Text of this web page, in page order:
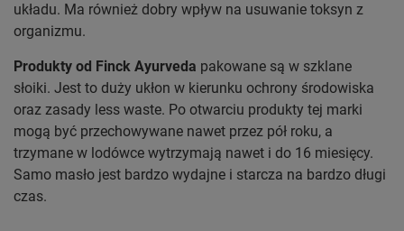
układu. Ma również dobry wpływ na usuwanie toksyn z
organizmu.
Produkty od Finck Ayurveda pakowane są w szklane
słoiki. Jest to duży ukłon w kierunku ochrony środowiska
oraz zasady less waste. Po otwarciu produkty tej marki
mogą być przechowywane nawet przez pół roku, a
trzymane w lodówce wytrzymają nawet i do 16 miesięcy.
Samo masło jest bardzo wydajne i starcza na bardzo długi
czas.